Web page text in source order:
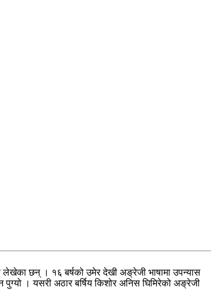
लेखेका छन् । १६ बर्षको उमेर देखी अङ्रेजी भाषामा उपन्यास
। यसरी अठार बर्षिय किशोर अनिस घिमिरेको अङ्रेजी